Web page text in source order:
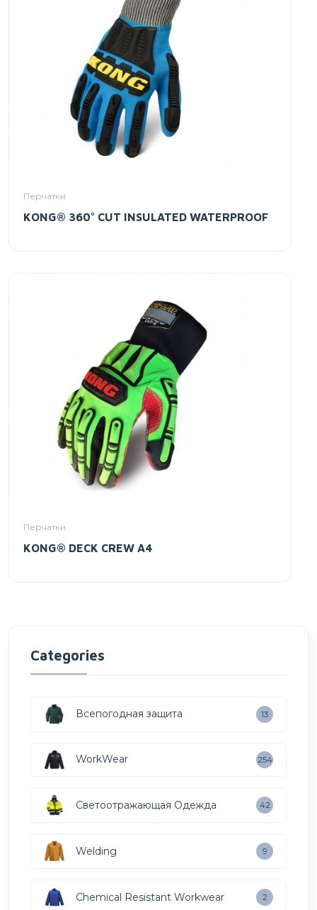
Перчатки
KONG® 360° CUT INSULATED WATERPROOF
Перчатки
KONG® DECK CREW A4
Categories
Всепогодная защита 13
WorkWear 254
Светоотражающая Одежда 42
Welding 9
Chemical Resistant Workwear 2